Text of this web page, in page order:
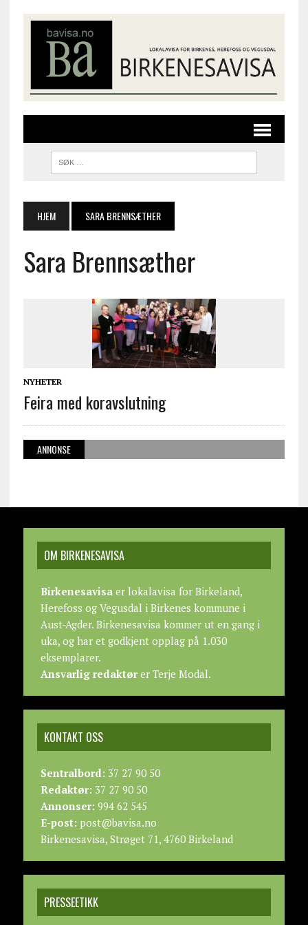
HJEM SARA BRENNSÆTHER
Sara Brennsæther
NYHETER
Feira med koravslutning
ANNONSE
OM BIRKENESAVISA
Birkenesavisaer lokalavisa for Birkeland,
Herefoss og Vegusdal i Birkenes kommune i
Aust-Agder. Birkenesavisa kommer ut en gang i
uka, og har et godkjent opplag på 1.030
eksemplarer.
Ansvarlig redaktører Terje Modal.
KONTAKT OSS
Sentralbord:37 27 90 50
Redaktør:37 27 90 50
Annonser:994 62 545
E-post:post@bavisa.no
Birkenesavisa, Strøget 71, 4760 Birkeland
PRESSEETIKK